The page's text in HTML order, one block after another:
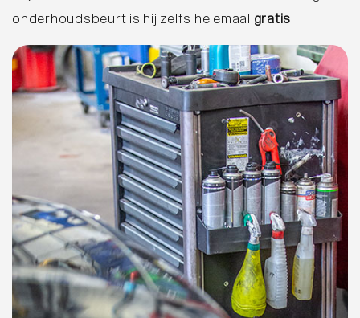
onderhoudsbeurt is hij zelfs helemaal gratis!